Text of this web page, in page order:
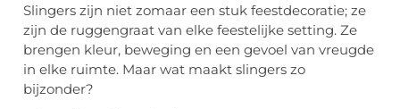
Slingers zijn niet zomaar een stuk feestdecoratie; ze
zijn de ruggengraat van elke feestelijke setting. Ze
brengen kleur, beweging en een gevoel van vreugde
in elke ruimte. Maar wat maakt slingers zo
bijzonder?